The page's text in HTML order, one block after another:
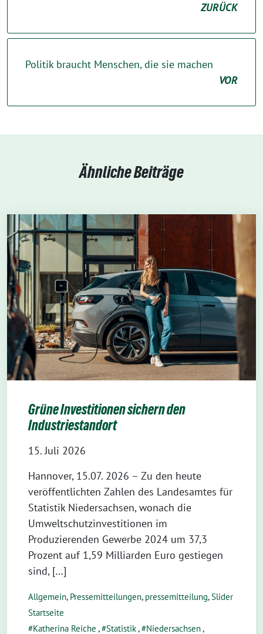
ZURÜCK
Politik braucht Menschen, die sie machen
VOR
Ähnliche Beiträge
Grüne Investitionen sichern den
Industriestandort
15. Juli 2026
Hannover, 15.07. 2026 – Zu den heute
veröffentlichten Zahlen des Landesamtes für
Statistik Niedersachsen, wonach die
Umweltschutzinvestitionen im
Produzierenden Gewerbe 2024 um 37,3
Prozent auf 1,59 Milliarden Euro gestiegen
sind, […]
Allgemein, Pressemitteilungen, pressemitteilung,Slider
Startseite
Katherina Reiche , Statistik, Niedersachsen,